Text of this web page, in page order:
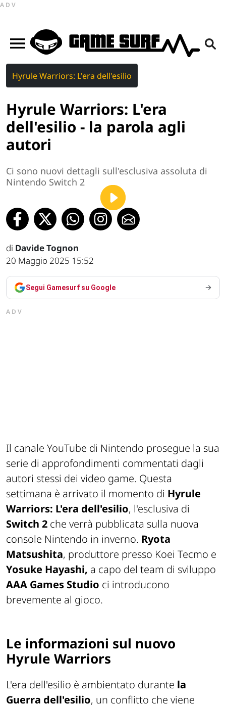
ADV
Hyrule Warriors: L'era dell'esilio
Hyrule Warriors: L'era
dell'esilio - la parola agli
autori
Ci sono nuovi dettagli sull'esclusiva assoluta di
Nintendo Switch 2
di Davide Tognon
20 Maggio 2025 15:52
Segui Gamesurf su Google
ADV
Il canale YouTube di Nintendo prosegue la sua
serie di approfondimenti commentati dagli
autori stessi dei video game. Questa
settimana è arrivato il momento di Hyrule
Warriors: L'era dell'esilio, l'esclusiva di
Switch 2 che verrà pubblicata sulla nuova
console Nintendo in inverno. Ryota
Matsushita, produttore presso Koei Tecmo e
Yosuke Hayashi, a capo del team di sviluppo
AAA Games Studio ci introducono
brevemente al gioco.
Le informazioni sul nuovo
Hyrule Warriors
L'era dell'esilio è ambientato durante la
Guerra dell'esilio, un conflitto che viene